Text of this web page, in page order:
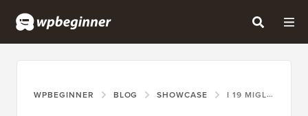
WPBEGINNER BLOG SHOWCASE I 19 MIGLIORI TEMI WORDPRESS PER CONCESSIONARIE D'AUTO